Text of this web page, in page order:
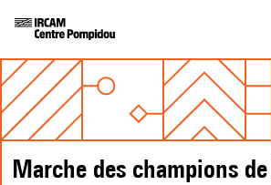
Marche des champions